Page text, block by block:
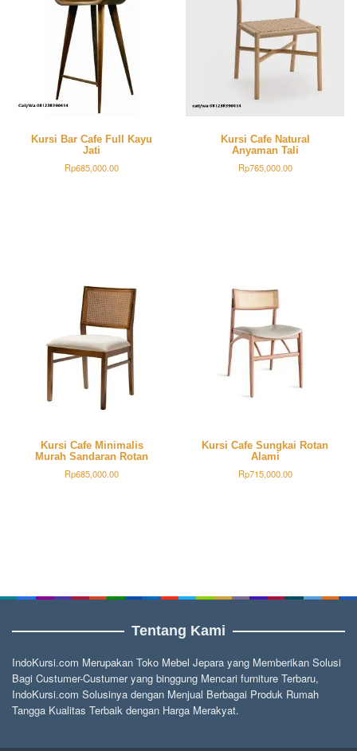
Kursi Bar Cafe Full Kayu
Jati
Rp685,000.00
Kursi Cafe Natural
Anyaman Tali
Rp765,000.00
Kursi Cafe Minimalis
Murah Sandaran Rotan
Rp685,000.00
Kursi Cafe Sungkai Rotan
Alami
Rp715,000.00
Tentang Kami
IndoKursi.com Merupakan Toko Mebel Jepara yang Memberikan Solusi
Bagi Custumer-Custumer yang binggung Mencari furniture Terbaru,
IndoKursi.com Solusinya dengan Menjual Berbagai Produk Rumah
Tangga Kualitas Terbaik dengan Harga Merakyat.